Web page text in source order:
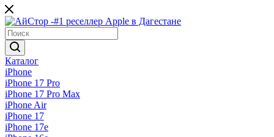
Каталог
iPhone
iPhone 17 Pro
iPhone 17 Pro Max
iPhone Air
iPhone 17
iPhone 17e